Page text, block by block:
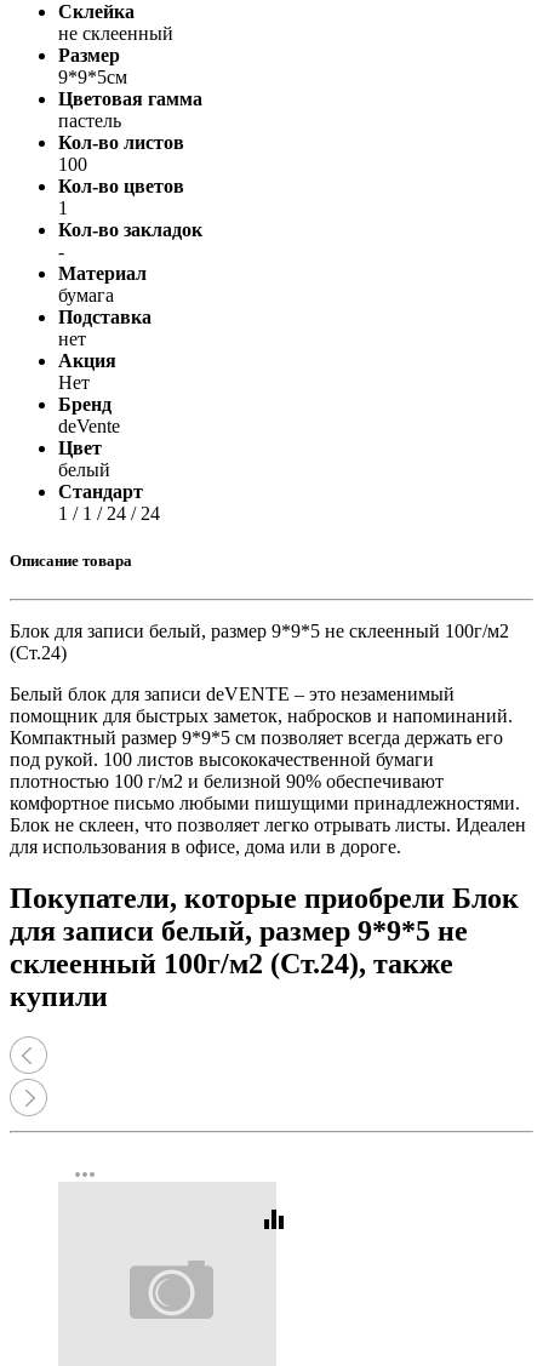
Склейка
не склеенный
Размер
9*9*5см
Цветовая гамма
пастель
Кол-во листов
100
Кол-во цветов
1
Кол-во закладок
-
Материал
бумага
Подставка
нет
Акция
Нет
Бренд
deVente
Цвет
белый
Стандарт
1 / 1 / 24 / 24
Описание товара
Блок для записи белый, размер 9*9*5 не склеенный 100г/м2
(Ст.24)
Белый блок для записи deVENTE – это незаменимый
помощник для быстрых заметок, набросков и напоминаний.
Компактный размер 9*9*5 см позволяет всегда держать его
под рукой. 100 листов высококачественной бумаги
плотностью 100 г/м2 и белизной 90% обеспечивают
комфортное письмо любыми пишущими принадлежностями.
Блок не склеен, что позволяет легко отрывать листы. Идеален
для использования в офисе, дома или в дороге.
Покупатели, которые приобрели Блок
для записи белый, размер 9*9*5 не
склеенный 100г/м2 (Ст.24), также
купили
more_horiz
equalizer